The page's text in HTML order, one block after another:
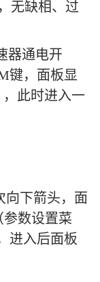
无缺相、过
器通电开
键，面板显
，此时进入一
向下箭头，面
参数设置菜
进入后面板